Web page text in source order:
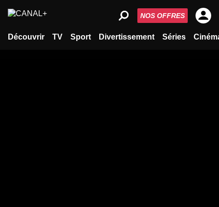
Découvrir TV Sport Divertissement Séries
NOS OFFRES